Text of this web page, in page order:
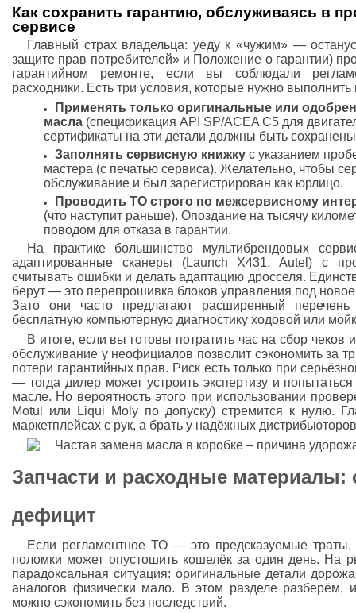
Как сохранить гарантию, обслуживаясь в
сервисе
Главный страх владельца: уеду к «чужим» —
защите прав потребителей» и Положение о гарантии)
гарантийном ремонте, если вы соблюдали
расходники. Есть три условия, которые нужно выполнить
Применять только оригинальные или
масла (спецификация API SP/ACEA C5 для
сертификаты на эти детали должны быть
Заполнять сервисную книжку с указанием
мастера (с печатью сервиса). Желательно, чтобы
обслуживание и был зарегистрирован как юрлицо.
Проводить ТО строго по межсервисному
(что наступит раньше). Опоздание на тысячу
поводом для отказа в гарантии.
На практике большинство мультибрендовых
адаптированные сканеры (Launch X431, Autel) с
считывать ошибки и делать адаптацию дросселя.
берут — это перепрошивка блоков управления под
Зато они часто предлагают расширенный
бесплатную компьютерную диагностику ходовой или
В итоге, если вы готовы потратить час на сбор чеков
обслуживание у неофициалов позволит сэкономить за
потери гарантийных прав. Риск есть только при
— тогда дилер может устроить экспертизу и
масле. Но вероятность этого при использовании
Motul или Liqui Moly по допуску) стремится к нулю.
маркетплейсах с рук, а брать у надёжных
Запчасти и расходные материалы:
дефицит
Если регламентное ТО — это предсказуемые
поломки может опустошить кошелёк за один день. На
парадоксальная ситуация: оригинальные детали
аналогов физически мало. В этом разделе
можно сэкономить без последствий.